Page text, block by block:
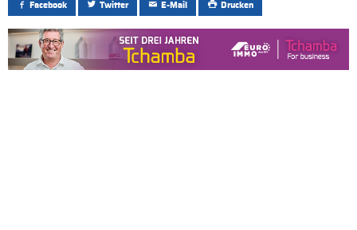
Facebook Twitter E-Mail Drucken